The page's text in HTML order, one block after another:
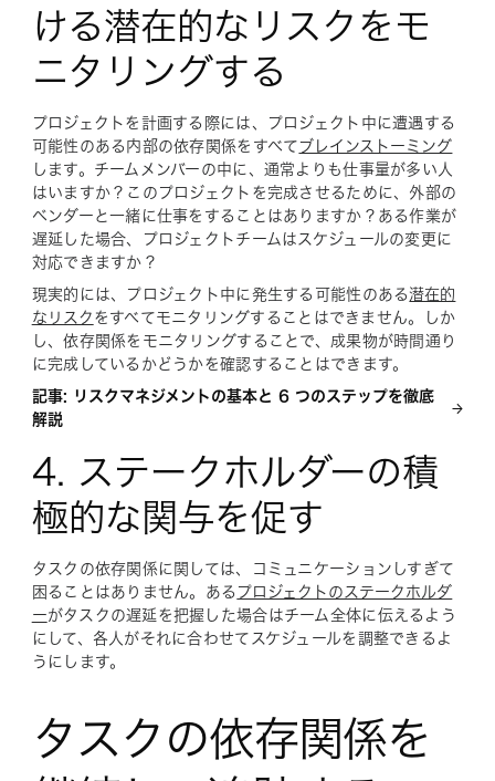
ける潜在的なリスクをモ
ニタリングする
プロジェクトを計画する際には、プロジェクト中に遭遇する
可能性のある内部の依存関係をすべてブレインストーミング
します。チームメンバーの中に、通常よりも仕事量が多い人
はいますか？このプロジェクトを完成させるために、外部の
ベンダーと一緒に仕事をすることはありますか？ある作業が
遅延した場合、プロジェクトチームはスケジュールの変更に
対応できますか？
現実的には、プロジェクト中に発生する可能性のある 潜在的
なリスク をすべてモニタリングすることはできません。しか
し、依存関係をモニタリングすることで、成果物が時間通り
に完成しているかどうかを確認することはできます。
記事: リスクマネジメントの基本と 6 つのステップを徹底
解説
4. ステークホルダーの積
極的な関与を促す
タスクの依存関係に関しては、コミュニケーションしすぎて
困ることはありません。ある プロジェクトのステークホルダ
ーがタスクの遅延を把握した場合はチーム全体に伝えるよう
にして、各人がそれに合わせてスケジュールを調整できるよ
うにします。
タスクの依存関係を